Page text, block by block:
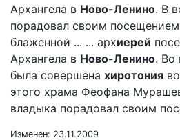
Архангела в Ново-Ленино. В
порадовал своим
блаженной ... ... архиерей
Архангела в Ново-Ленино. Во
была совершена хиротония
этого храма Феофана
владыка порадовал своим
Изменен: 23.11.2009